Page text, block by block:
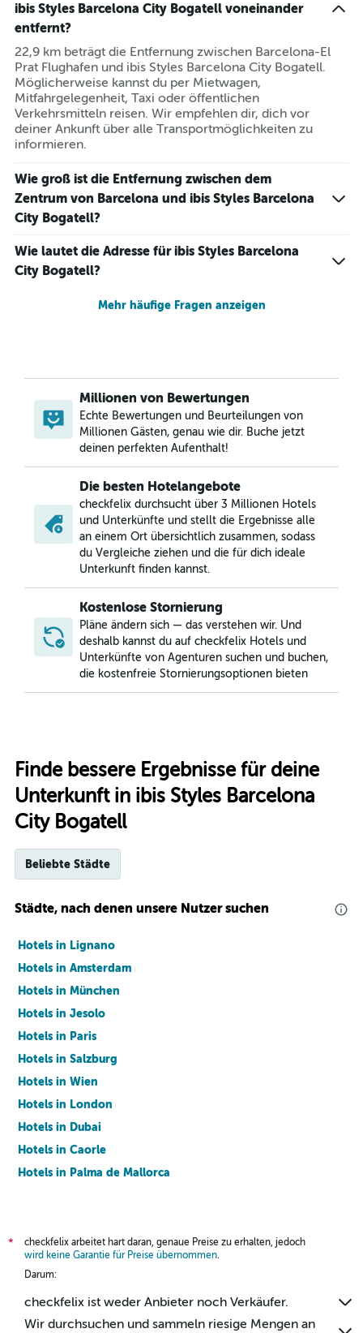
ibis Styles Barcelona City Bogatell voneinander
entfernt?
22,9 km beträgt die Entfernung zwischen Barcelona-El
Prat Flughafen und ibis Styles Barcelona City Bogatell.
Möglicherweise kannst du per Mietwagen,
Mitfahrgelegenheit, Taxi oder öffentlichen
Verkehrsmitteln reisen. Wir empfehlen dir, dich vor
deiner Ankunft über alle Transportmöglichkeiten zu
informieren.
Wie groß ist die Entfernung zwischen dem
Zentrum von Barcelona und ibis Styles Barcelona
City Bogatell?
Wie lautet die Adresse für ibis Styles Barcelona
City Bogatell?
Mehr häufige Fragen anzeigen
Millionen von Bewertungen
Echte Bewertungen und Beurteilungen von
Millionen Gästen, genau wie dir. Buche jetzt
deinen perfekten Aufenthalt!
Die besten Hotelangebote
checkfelix durchsucht über 3 Millionen Hotels
und Unterkünfte und stellt die Ergebnisse alle
an einem Ort übersichtlich zusammen, sodass
du Vergleiche ziehen und die für dich ideale
Unterkunft finden kannst.
Kostenlose Stornierung
Pläne ändern sich — das verstehen wir. Und
deshalb kannst du auf checkfelix Hotels und
Unterkünfte von Agenturen suchen und buchen,
die kostenfreie Stornierungsoptionen bieten
Finde bessere Ergebnisse für deine
Unterkunft in ibis Styles Barcelona
City Bogatell
Beliebte Städte
Städte, nach denen unsere Nutzer suchen
Hotels in Lignano
Hotels in Amsterdam
Hotels in München
Hotels in Jesolo
Hotels in Paris
Hotels in Salzburg
Hotels in Wien
Hotels in London
Hotels in Dubai
Hotels in Caorle
Hotels in Palma de Mallorca
*
checkfelix arbeitet hart daran, genaue Preise zu erhalten, jedoch
wird keine Garantie für Preise übernommen.
Darum:
checkfelix ist weder Anbieter noch Verkäufer.
Wir durchsuchen und sammeln riesige Mengen an